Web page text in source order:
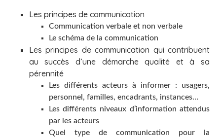
Les principes de communication
Communication verbale et non verbale
Le schéma de la communication
Les principes de communication qui contribuent
au succès d’une démarche qualité et à sa
pérennité
Les différents acteurs à informer : usagers,
personnel, familles, encadrants, instances…
Les différents niveaux d’information attendus
par les acteurs
Quel type de communication pour la